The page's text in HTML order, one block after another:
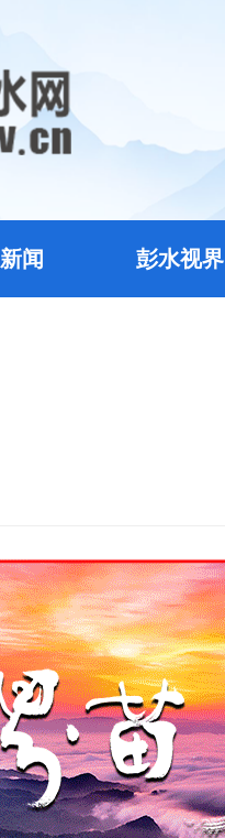
新闻 彭水视界